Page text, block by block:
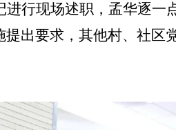
行现场述职，孟华逐一
出要求，其他村、社区